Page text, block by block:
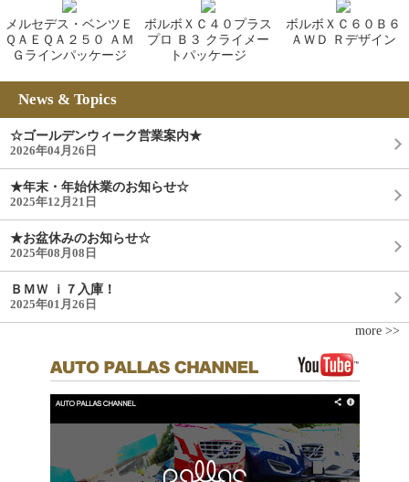
メルセデス・ベンツＥ
ＱＡＥＱＡ２５０ ＡＭ
Ｇラインパッケージ
ボルボＸＣ４０プラス
プロ Ｂ３ クライメー
トパッケージ
ボルボＸＣ６０Ｂ６
ＡＷＤ Ｒデザイン
News & Topics
☆ゴールデンウィーク営業案内★
2026年04月26日
★年末・年始休業のお知らせ☆
2025年12月21日
★お盆休みのお知らせ☆
2025年08月08日
ＢＭＷ ｉ７入庫！
2025年01月26日
more >>